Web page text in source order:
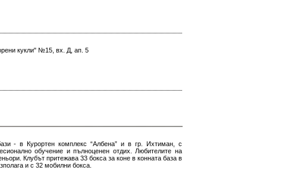
кукли" №15, вх. Д, ап. 5
- в Курортен комплекс “Албена” и в гр. Ихтиман, с
обучение и пълноценен отдих. Любителите на
Клубът притежава 33 бокса за коне в конната база в
и с 32 мобилни бокса.